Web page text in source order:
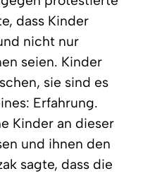
dass Kinder
nicht nur
seien. Kinder
sie sind es
Erfahrung.
Kinder an dieser
und ihnen den
sagte, dass die